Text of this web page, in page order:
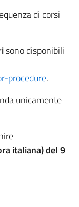
di corsi
sono disponibili
procedure.
unicamente
italiana) del 9